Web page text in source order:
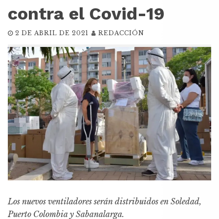
contra el Covid-19
2 DE ABRIL DE 2021 REDACCIÓN
Los nuevos ventiladores serán distribuidos en Soledad,
Puerto Colombia y Sabanalarga.